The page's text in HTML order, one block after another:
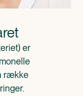
er
række